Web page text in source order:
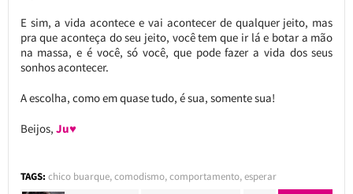
E sim, a vida acontece e vai acontecer de qualquer jeito, mas
pra que aconteça do seu jeito, você tem que ir lá e botar a mão
na massa, e é você, só você, que pode fazer a vida dos seus
sonhos acontecer.
A escolha, como em quase tudo, é sua, somente sua!
Beijos, Ju♥
TAGS: chico buarque,comodismo,comportamento,esperar